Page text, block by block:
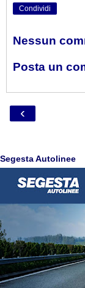
Condividi
Nessun
Posta un
‹
Segesta Autolinee